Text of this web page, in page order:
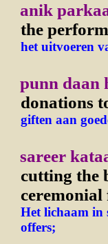
anik
the
het uitvoeren
punn daan
donations
giften aan
sareer
cutting the
Het lichaam in
offers;